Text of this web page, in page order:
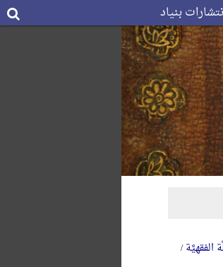
بنیاد
الفقهیَّة/